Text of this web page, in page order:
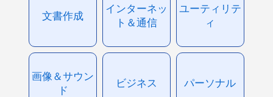
文書作成
インターネッ
ト＆通信
ユーティリテ
ィ
画像＆サウン
ド
ビジネス パーソナル